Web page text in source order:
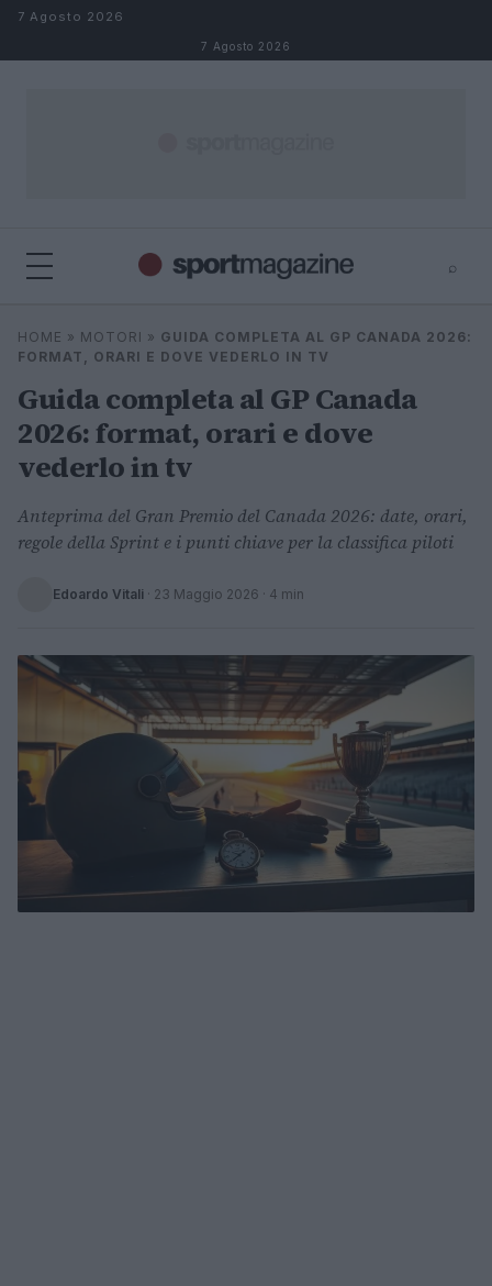
Salta al contenuto
7 Agosto 2026
7 Agosto 2026
⌕
Cerca
⌕ ×
HOME » MOTORI » GUIDA COMPLETA AL GP CANADA 2026:
FORMAT, ORARI E DOVE VEDERLO IN TV
Guida completa al GP Canada
2026: format, orari e dove
vederlo in tv
Anteprima del Gran Premio del Canada 2026: date, orari,
regole della Sprint e i punti chiave per la classifica piloti
Edoardo Vitali · 23 Maggio 2026 · 4 min